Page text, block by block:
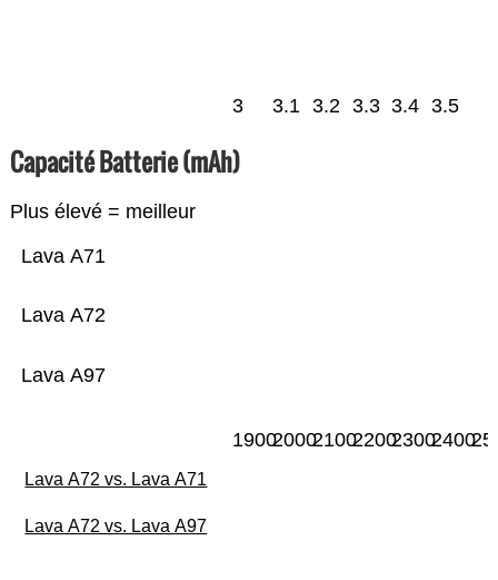
3 3.1 3.2 3.3 3.4 3.5
Capacité Batterie (mAh)
Plus élevé = meilleur
Lava A97
Lava A72
Lava A71
190020002100220023002400
Lava A72 vs. Lava A71
Lava A72 vs. Lava A97